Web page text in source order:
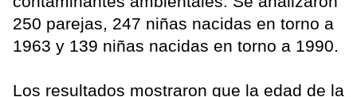
250 parejas, 247 niñas nacidas en torno a
1963 y 139 niñas nacidas en torno a 1990.
Los resultados mostraron que la edad de la